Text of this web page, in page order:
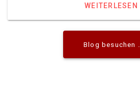
WEITERLESEN
Blog besuchen …